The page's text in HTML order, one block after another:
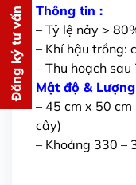
Thông tin :
– Tỷ lệ nảy >
– Khí hậu trồng:
– Thu hoạch
Mật độ &
– 45 cm x 50
cây)
– Khoảng 330 –
Đăng ký tư vấn Đăng ký
Chúng tôi sẽ
PHÍ
cho bạn ngay